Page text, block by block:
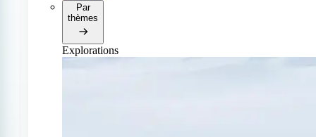
Par
thèmes
Explorations